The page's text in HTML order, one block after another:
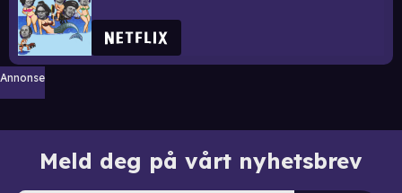
Annonse
Meld deg på vårt nyhetsbrev